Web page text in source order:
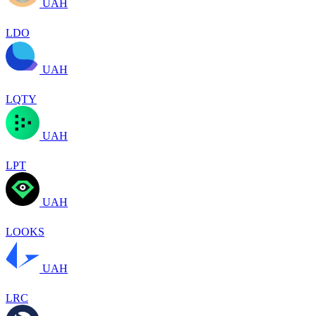
UAH
LDO
UAH
LQTY
UAH
LPT
UAH
LOOKS
UAH
LRC